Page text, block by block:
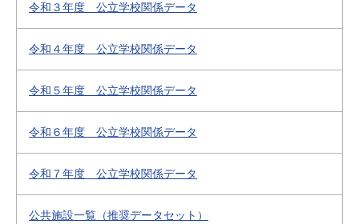
令和３年度 公立学校関係データ
令和４年度 公立学校関係データ
令和５年度 公立学校関係データ
令和６年度 公立学校関係データ
令和７年度 公立学校関係データ
公共施設一覧（推奨データセット）